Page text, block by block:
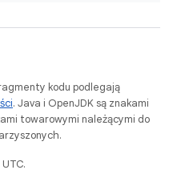
kodu podlegają
. Java i OpenJDK są znakami
towarowymi należącymi do